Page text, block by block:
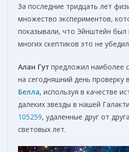
За последние тридцать лет
множество экспериментов,
показывали, что Эйнштейн был
многих скептиков это не
Алан Гут предложил наиболее
на сегодняшний день проверку
Белла, используя в качестве
далеких звезды в нашей
105259, удаленные друг от
световых лет.